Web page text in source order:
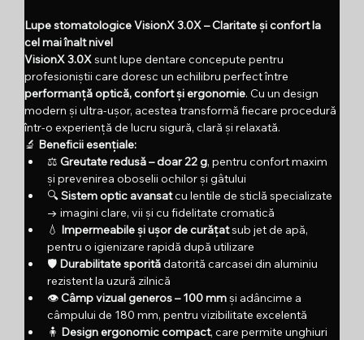
Lupe stomatologice VisionX 3.0X – Claritate și confort la
cel mai înalt nivel
VisionX 3.0X sunt lupe dentare concepute pentru
profesioniștii care doresc un echilibru perfect între
performanță optică, confort și ergonomie. Cu un design
modern și ultra-ușor, acestea transformă fiecare procedură
într-o experiență de lucru sigură, clară și relaxată.
🔬 Beneficii esențiale:
⚖️ Greutate redusă – doar 22 g, pentru confort maxim
și prevenirea oboselii ochilor și gâtului
🔍 Sistem optic avansat cu lentile de sticlă specializate
→ imagini clare, vii și cu fidelitate cromatică
💧 Impermeabile și ușor de curățat sub jet de apă,
pentru o igienizare rapidă după utilizare
🛡️ Durabilitate sporită datorită carcasei din aluminiu
rezistent la uzură zilnică
👁️ Câmp vizual generos – 100 mm și adâncime a
câmpului de 180 mm, pentru vizibilitate excelentă
🧍 Design ergonomic compact, care permite unghiuri